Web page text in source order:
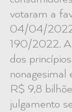
votaram a
04/04/2022,
190/2022. A
dos
nonagesimal
R$ 9,8
julgamento